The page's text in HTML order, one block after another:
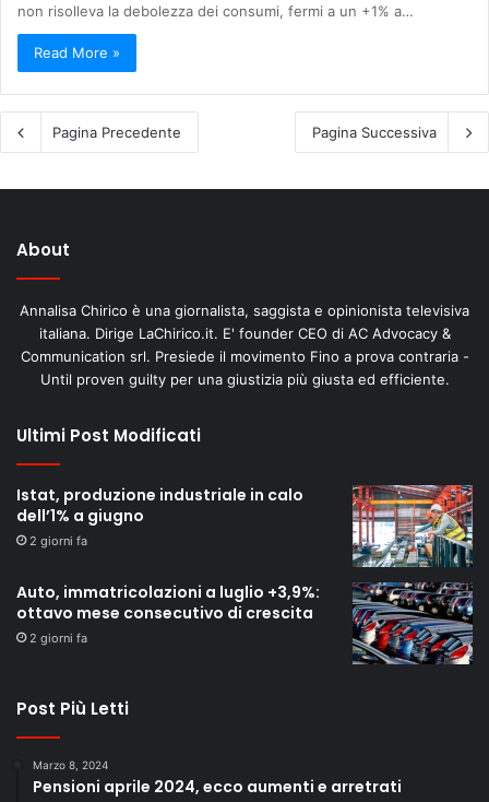
non risolleva la debolezza dei consumi, fermi a un +1% a…
Read More »
Pagina Precedente Pagina Successiva
About
Annalisa Chirico è una giornalista, saggista e opinionista televisiva
italiana. Dirige LaChirico.it. E' founder CEO di AC Advocacy &
Communication srl. Presiede il movimento Fino a prova contraria -
Until proven guilty per una giustizia più giusta ed efficiente.
Ultimi Post Modificati
Istat, produzione industriale in calo
dell’1% a giugno
2 giorni fa
Auto, immatricolazioni a luglio +3,9%:
ottavo mese consecutivo di crescita
2 giorni fa
Post Più Letti
Marzo 8, 2024
Pensioni aprile 2024, ecco aumenti e arretrati